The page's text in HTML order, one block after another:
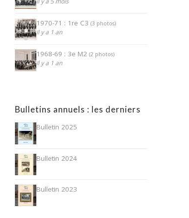
1970-71 : 1re C3(3 photos)
Il y a 1 an
1968-69 : 3e M2(2 photos)
Il y a 1 an
Bulletins annuels : les derniers
Bulletin 2025
Bulletin 2024
Bulletin 2023